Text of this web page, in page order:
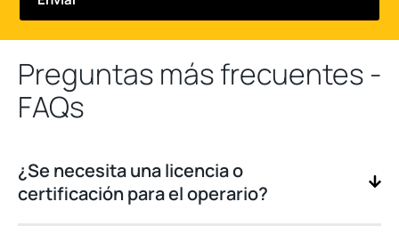
Preguntas más frecuentes -
FAQs
¿Se necesita una licencia o
certificación para el operario?